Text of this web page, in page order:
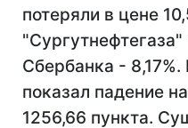
потеряли в цене
"Сургутнефтегаза"
Сбербанка -
показал падение
1256,66 пункта.